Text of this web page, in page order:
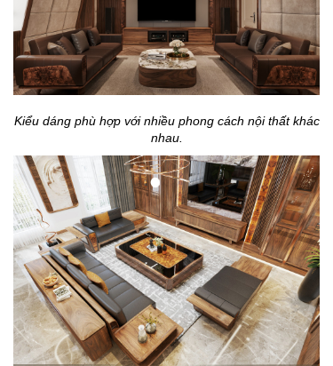
Kiểu dáng phù hợp với nhiều phong cách nội thất khác
nhau.